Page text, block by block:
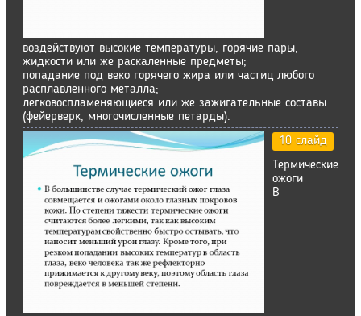
воздействуют высокие температуры, горячие пары,
жидкости или же раскаленные предметы;
попадание под веко горячего жира или частиц любого
расплавленного металла;
легковоспламеняющиеся или же зажигательные составы
(фейерверк, многочисленные петарды).
10 слайд
Термические
ожоги
В